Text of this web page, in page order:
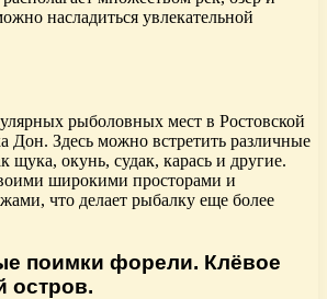
насладиться увлекательной
рыболовных мест в Ростовской
Дон. Здесь можно встретить различные
щука, окунь, судак, карась и другие.
широкими просторами и
что делает рыбалку еще более
поимки форели. Клёвое
остров.